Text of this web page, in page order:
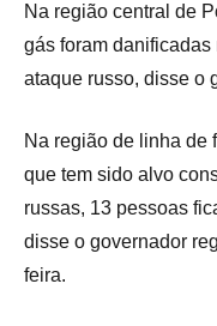
Na região central de
gás foram
ataque russo, disse o
Na região de linha de
que tem sido alvo
russas, 13 pessoas
disse o governador
feira.